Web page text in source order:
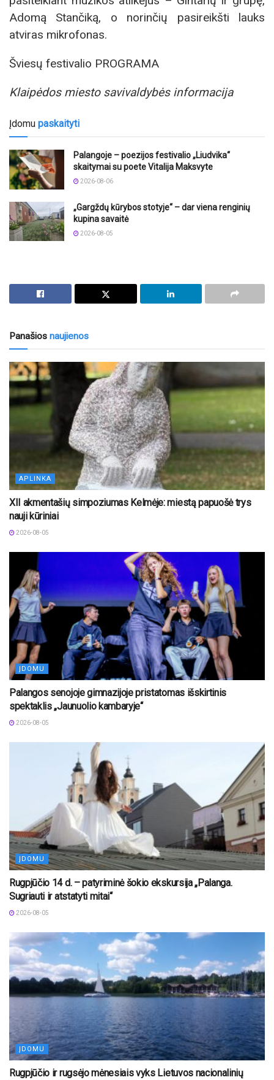
Adomą Stančiką, o norinčių pasireikšti lauks
atviras mikrofonas.
Šviesų festivalio PROGRAMA
Klaipėdos miesto savivaldybės informacija
Įdomu paskaityti
Palangoje – poezijos festivalio „Liudvika“
skaitymai su poete Vitalija Maksvyte
2026-08-06
„Gargždų kūrybos stotyje“ – dar viena renginių
kupina savaitė
2026-08-05
Panašios naujienos
APLINKA
XII akmentašių simpoziumas Kelmėje: miestą papuošė trys
nauji kūriniai
2026-08-05
ĮDOMU
Palangos senojoje gimnazijoje pristatomas išskirtinis
spektaklis „Jaunuolio kambaryje“
2026-08-05
ĮDOMU
Rugpjūčio 14 d. – patyriminė šokio ekskursija „Palanga.
Sugriauti ir atstatyti mitai“
2026-08-05
ĮDOMU
Rugpjūčio ir rugsėjo mėnesiais vyks Lietuvos nacionalinių